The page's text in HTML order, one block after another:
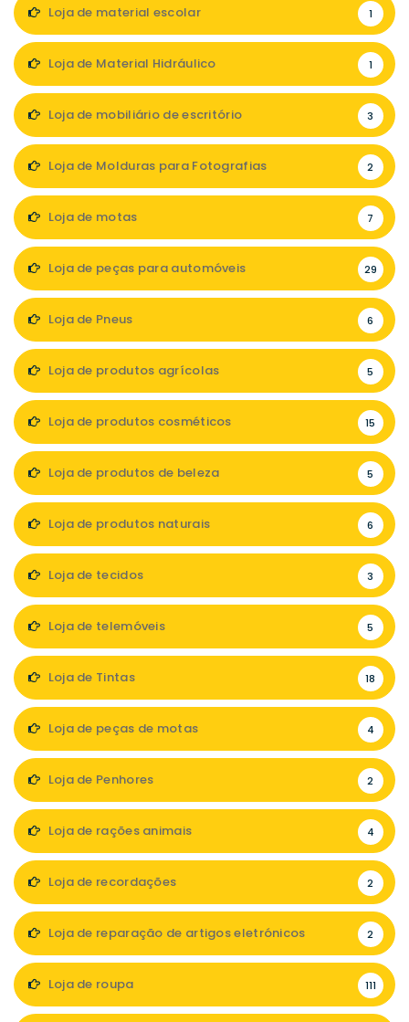
Loja de material escolar 1
Loja de Material Hidráulico 1
Loja de mobiliário de escritório 3
Loja de Molduras para Fotografias 2
Loja de motas 7
Loja de peças para automóveis 29
Loja de Pneus 6
Loja de produtos agrícolas 5
Loja de produtos cosméticos 15
Loja de produtos de beleza 5
Loja de produtos naturais 6
Loja de tecidos 3
Loja de telemóveis 5
Loja de Tintas 18
Loja de peças de motas 4
Loja de Penhores 2
Loja de rações animais 4
Loja de recordações 2
Loja de reparação de artigos eletrónicos 2
Loja de roupa 111